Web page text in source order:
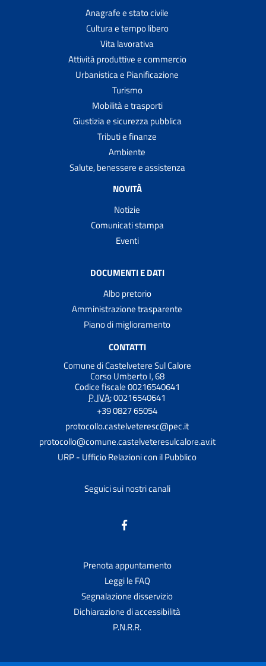
Anagrafe e stato civile
Cultura e tempo libero
Vita lavorativa
Attività produttive e commercio
Urbanistica e Pianificazione
Turismo
Mobilità e trasporti
Giustizia e sicurezza pubblica
Tributi e finanze
Ambiente
Salute, benessere e assistenza
NOVITÀ
Notizie
Comunicati stampa
Eventi
DOCUMENTI E DATI
Albo pretorio
Amministrazione trasparente
Piano di miglioramento
CONTATTI
Comune di Castelvetere Sul Calore
Corso Umberto I, 68
Codice fiscale 00216540641
P. IVA:00216540641
+39 0827 65054
protocollo.castelveteresc@pec.it
protocollo@comune.castelveteresulcalore.av.it
URP - Ufficio Relazioni con il Pubblico
Seguici sui nostri canali
Prenota appuntamento
Leggi le FAQ
Segnalazione disservizio
Dichiarazione di accessibilità
P.N.R.R.